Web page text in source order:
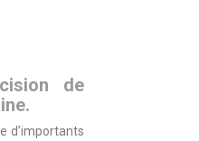
de
d’importants